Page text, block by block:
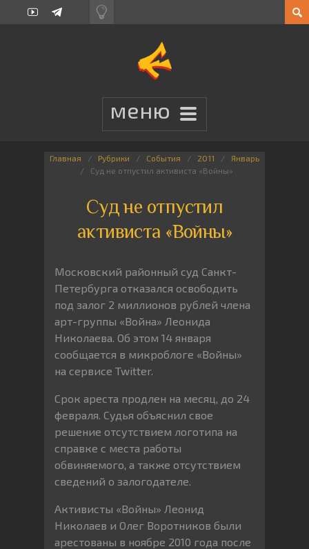
Главная Рубрики События 2011
Январь
Суд не отпустил активиста «Войны»
Суд не отпустил
активиста «Войны»
Московский районный суд Санкт-
Петербурга отказался освободить
под залог 2 миллионов рублей члена
арт-группы «Война» Леонида
Николаева. Об этом 14 января
сообщается в микроблоге «Войны»
на сервисе Twitter.
Срок ареста продлен на месяц, до 24
февраля. Судья объяснил свое
решение отсутствием логотипа на
справке с места работы
обвиняемого, а также отсутствием
сведений о залогодателе.
Активисты «Войны» Леонид
Николаев и Олег Воротников были
арестованы в ноябре 2010 года после